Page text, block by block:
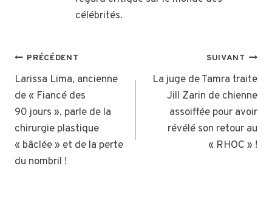
célébrités.
NAVIGATION
DE
L’ARTICLE
PRÉCÉDENT
Larissa Lima, ancienne
de « Fiancé des
90 jours », parle de la
chirurgie plastique
« bâclée » et de la perte
du nombril !
SUIVANT
La juge de Tamra traite
Jill Zarin de chienne
assoiffée pour avoir
révélé son retour au
« RHOC » !